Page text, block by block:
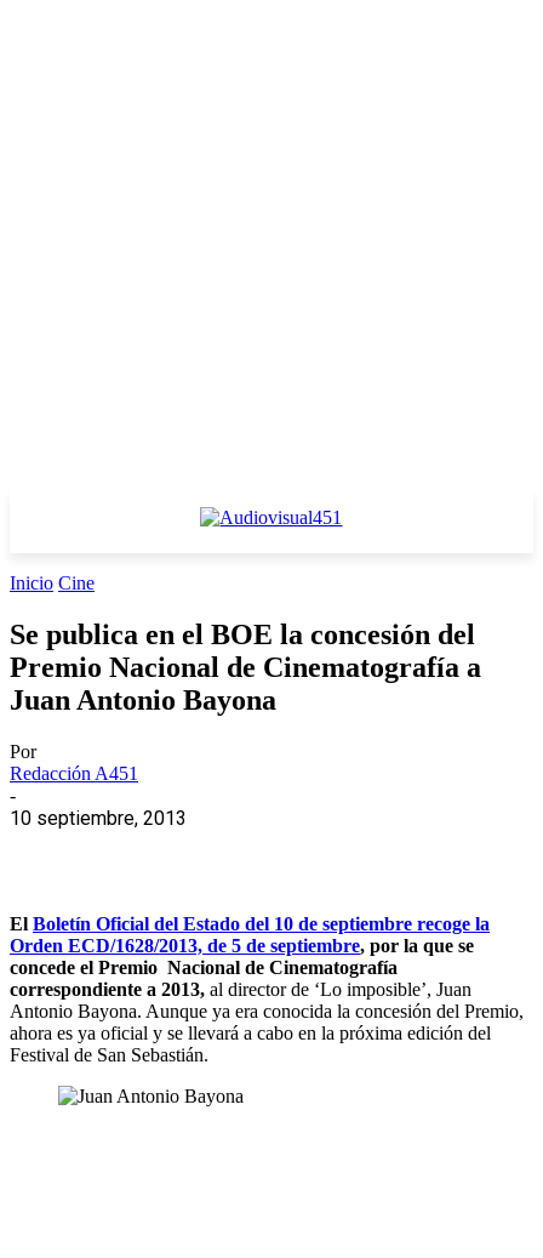
Inicio Cine
Se publica en el BOE la concesión del
Premio Nacional de Cinematografía a
Juan Antonio Bayona
Por
Redacción A451
-
10 septiembre, 2013
El Boletín Oficial del Estado del 10 de septiembre recoge la
Orden ECD/1628/2013, de 5 de septiembre, por la que se
concede el Premio Nacional de Cinematografía
correspondiente a 2013, al director de ‘Lo imposible’, Juan
Antonio Bayona. Aunque ya era conocida la concesión del Premio,
ahora es ya oficial y se llevará a cabo en la próxima edición del
Festival de San Sebastián.